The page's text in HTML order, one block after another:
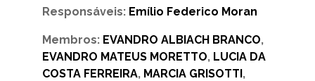
Responsáveis: Emílio Federico Moran
Membros: EVANDRO ALBIACH BRANCO,
EVANDRO MATEUS MORETTO, LUCIA DA
COSTA FERREIRA, MARCIA GRISOTTI,